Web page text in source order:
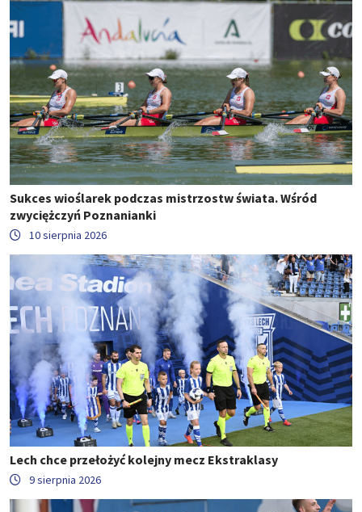
Sukces wioślarek podczas mistrzostw świata. Wśród
zwyciężczyń Poznanianki
10 sierpnia 2026
Lech chce przełożyć kolejny mecz Ekstraklasy
9 sierpnia 2026